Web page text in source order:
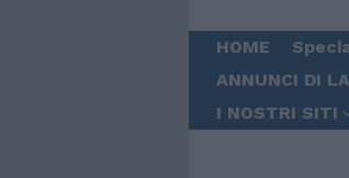
HOME
ANNUNCI DI
I NOSTRI SITI